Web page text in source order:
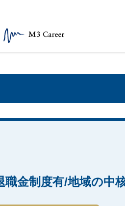
職金制度有/地域の中